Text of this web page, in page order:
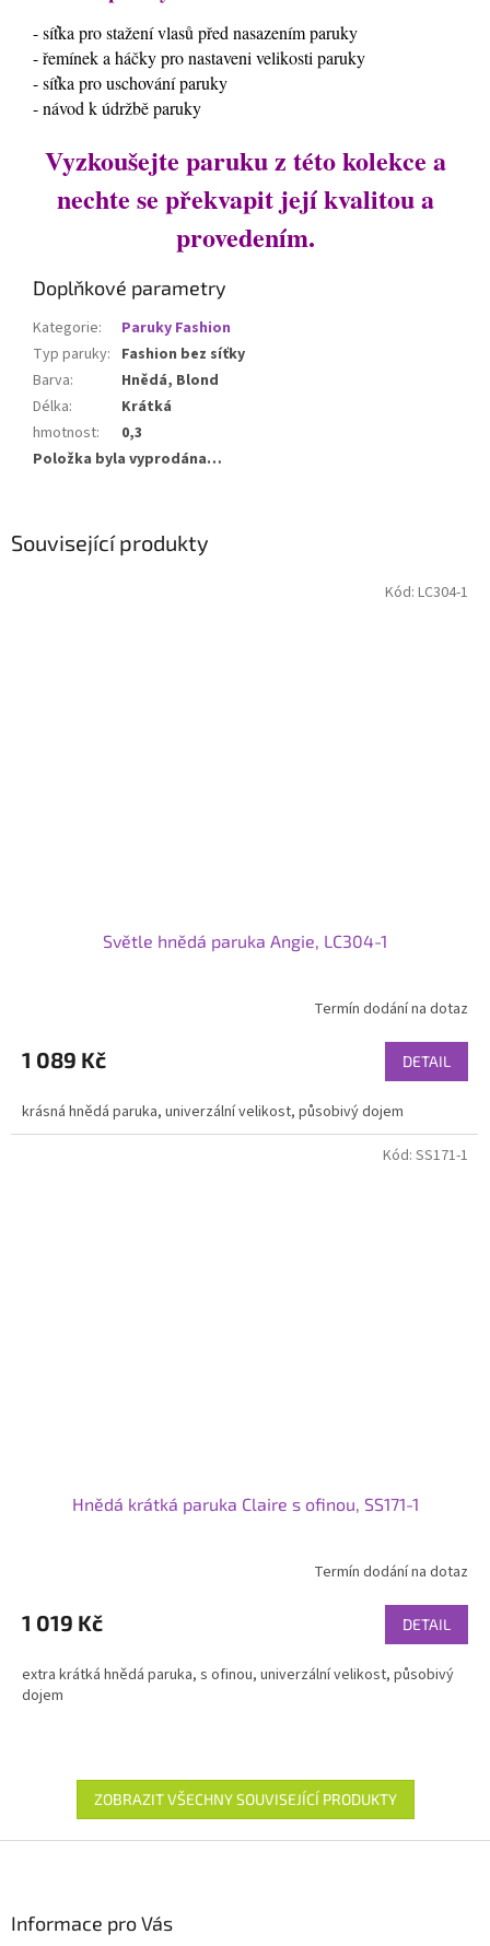
Související produkty
Světle hnědá paruka Angie, LC304-1
Termín dodání na dotaz
1 089 Kč DETAIL
krásná hnědá paruka, univerzální velikost, působivý dojem
Kód: LC304-1
Hnědá krátká paruka Claire s ofinou, SS171-1
Termín dodání na dotaz
1 019 Kč DETAIL
extra krátká hnědá paruka, s ofinou, univerzální velikost, působivý
dojem
Kód: SS171-1
ZOBRAZIT VŠECHNY SOUVISEJÍCÍ PRODUKTY
- síťka pro stažení vlasů před nasazením paruky
- řemínek a háčky pro nastaveni velikosti paruky
- síťka pro uschování paruky
- návod k údržbě paruky
Vyzkoušejte paruku z této kolekce a
nechte se překvapit její kvalitou a
provedením.
Doplňkové parametry
Kategorie:
Paruky Fashion
Typ paruky: Fashion bez síťky
Barva:
Hnědá, Blond
Délka:
Krátká
hmotnost:
0,3
Položka byla vyprodána…
Informace pro Vás